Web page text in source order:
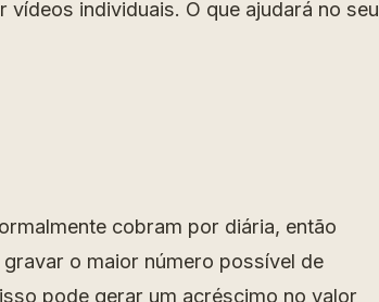
individuais. O que ajudará no seu
cobram por diária, então
o maior número possível de
pode gerar um acréscimo no valor